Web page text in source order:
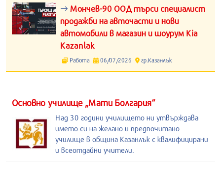
Мончев-90 ООД търси специалист
продажби на авточасти и нови
автомобили в магазин и шоурум Kia
Kazanlak
Работа 06/07/2026 гр.Казанлък
Основно училище „Мати Болгария“
Над 30 години училището ни утвърждава
името си на желано и предпочитано
училище в община Казанлък с квалифицирани
и всеотдайни учители.